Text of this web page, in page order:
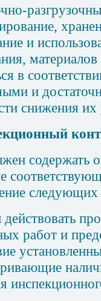
и
в
и
снижения их
содержать
следующих
работ и